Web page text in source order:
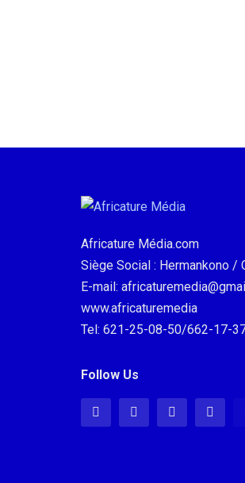
Africature Média.com
Siège Social : Hermankono /
E-mail:
www.africaturemedia
Tel: 621-25-08-50/662-17-
Follow Us